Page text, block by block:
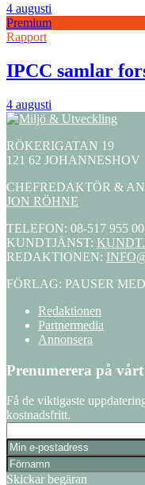
4 augusti
Premium
Rapport
IPCC samlar
4 augusti
RÖKERIGATAN 19
121 62 JOHANNESHOV
CHEFREDAKTÖR &
JON RÖHNE
TELEFON: 08-517 955 00
KUNDTJÄNST:
REDAKTIONEN:
FÖRLAG: PAUSER
Redaktionen
Partnermedia
Annonsera
Prenumerera på
Få de viktigaste
kostnadsfritt.
Skickar begäran